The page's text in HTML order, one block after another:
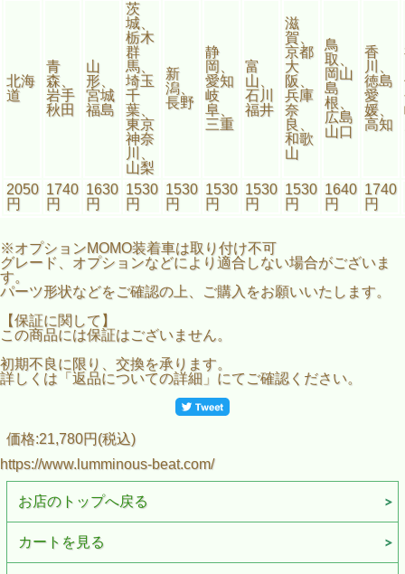
北海
道
青
森、
岩手
秋田
山
形、
宮城
福島
茨
城、
栃木
群
馬、
埼玉
千
葉、
東京
神奈
川、
山梨
新
潟、
長野
静
岡、
愛知
岐
阜、
三重
富
山、
石川
福井
滋
賀、
京都
大
阪、
兵庫
奈
良、
和歌
山
鳥
取、
岡山
島
根、
広島
山口
香
川、
徳島
愛
媛、
高知
2050
円
1740
円
1630
円
1530
円
1530
円
1530
円
1530
円
1530
円
1640
円
1740
円
※オプションMOMO装着車は取り付け不可
グレード、オプションなどにより適合しない場合がございま
す。
パーツ形状などをご確認の上、ご購入をお願いいたします。
【保証に関して】
この商品には保証はございません。
初期不良に限り、交換を承ります。
詳しくは「返品についての詳細」にてご確認ください。
価格:21,780円(税込)
https://www.lumminous-beat.com/
お店のトップへ戻る
カートを見る